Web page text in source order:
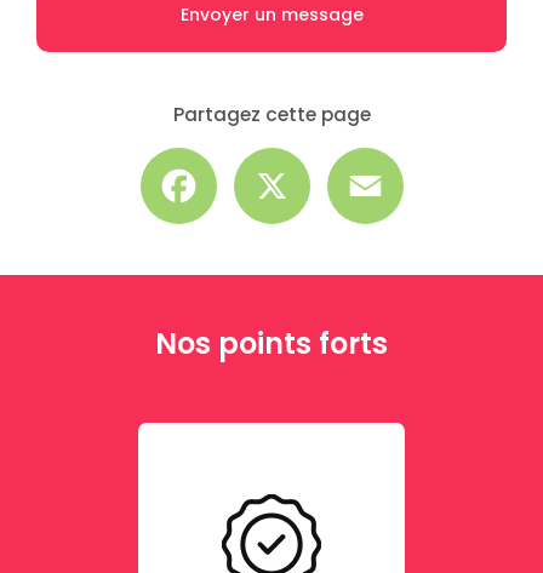
Envoyer un message
Partagez cette page
Facebook
Nos points forts